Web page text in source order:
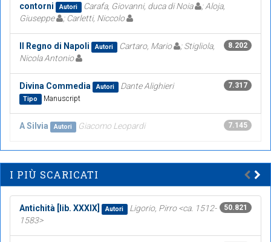
contorni
Autori Carafa, Giovanni, duca di Noia
; Aloja,
Giuseppe
; Carletti, Niccolo
8.202
Il Regno di Napoli Autori Cartaro, Mario
; Stigliola,
Nicola Antonio
7.317
Divina Commedia Autori Dante Alighieri
Tipo Manuscript
7.145
A Silvia Autori Giacomo Leopardi
I PIÙ SCARICATI
50.821
Antichità [lib. XXXIX] Autori
Ligorio, Pirro <ca. 1512-
1583>